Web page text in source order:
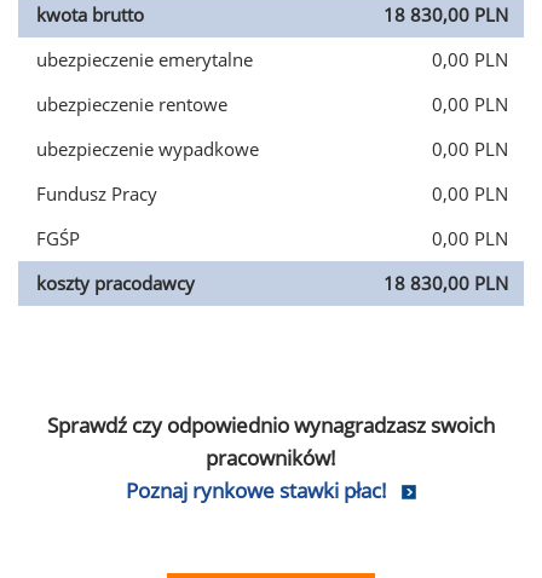
kwota brutto
18 830,00 PLN
ubezpieczenie emerytalne
0,00 PLN
ubezpieczenie rentowe
0,00 PLN
ubezpieczenie wypadkowe
0,00 PLN
Fundusz Pracy
0,00 PLN
FGŚP
0,00 PLN
koszty pracodawcy
18 830,00 PLN
Sprawdź czy odpowiednio wynagradzasz swoich
pracowników!
Poznaj rynkowe stawki płac!